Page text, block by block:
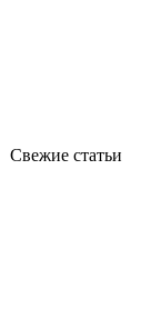
Свежие статьи